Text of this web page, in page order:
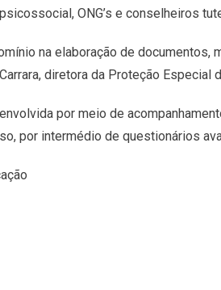
ONG’s e conselheiros
na elaboração de
diretora da Proteção Especial
por meio de
por intermédio de questionários